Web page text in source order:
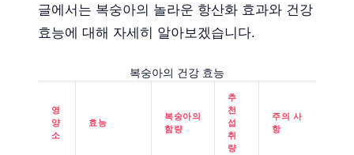
글에서는 복숭아의 놀라운 항산화 효과와 건강
효능에 대해 자세히 알아보겠습니다.
복숭아의 건강 효능
영
양
소
효능
복숭아의
함량
추
천
섭
취
량
주의 사
항